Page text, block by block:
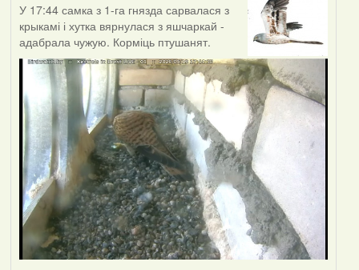
У 17:44 самка з 1-га гнязда сарвалася з
крыкамі і хутка вярнулася з яшчаркай -
адабрала чужую. Корміць птушанят.